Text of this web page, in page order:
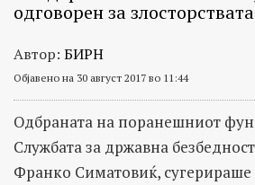
одговорен за
Автор: БИРН
Објавено на 30 август 2017 во 11:44
Одбраната на поранешниот
Службата за државна
Франко Симатовиќ, сугерираше